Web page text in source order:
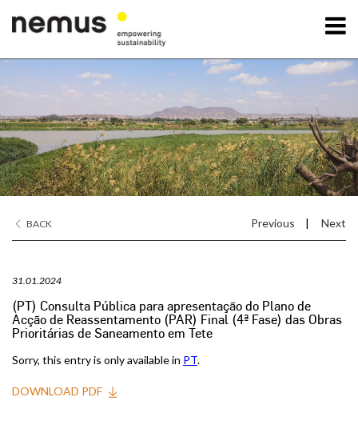
OK
Nemus
Services
Contact Us
BACK Previous | Next
31.01.2024
(PT) Consulta Pública para apresentação do Plano de
Acção de Reassentamento (PAR) Final (4ª Fase) das Obras
Prioritárias de Saneamento em Tete
Sorry, this entry is only available in PT.
DOWNLOAD PDF